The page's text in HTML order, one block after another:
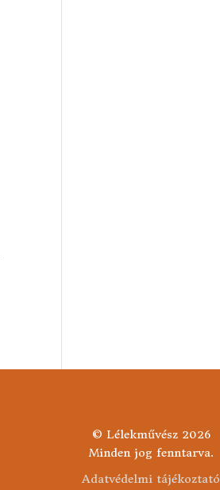
© Lélekművész 2026
Minden jog fenntarva.
Adatvédelmi tájékoztató